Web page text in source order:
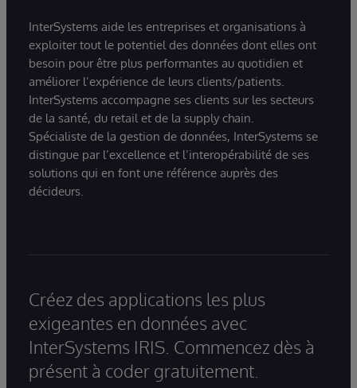
InterSystems aide les entreprises et organisations à
exploiter tout le potentiel des données dont elles ont
besoin pour être plus performantes au quotidien et
améliorer l’expérience de leurs clients/patients.
InterSystems accompagne ses clients sur les secteurs
de la santé, du retail et de la supply chain.
Spécialiste de la gestion de données, InterSystems se
distingue par l’excellence et l’interopérabilité de ses
solutions qui en font une référence auprès des
décideurs.
Créez des applications les plus
exigeantes en données avec
InterSystems IRIS. Commencez dès à
présent à coder gratuitement.